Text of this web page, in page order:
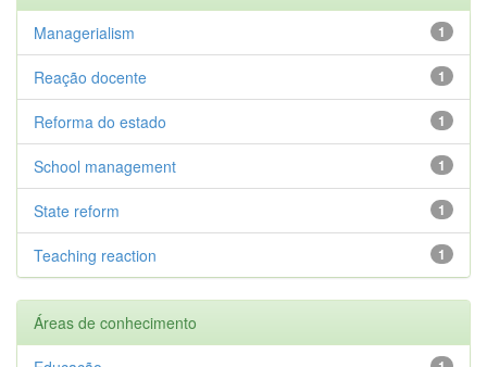
1
Managerialism
1
Reação docente
1
Reforma do estado
1
School management
1
State reform
1
Teaching reaction
Áreas de conhecimento